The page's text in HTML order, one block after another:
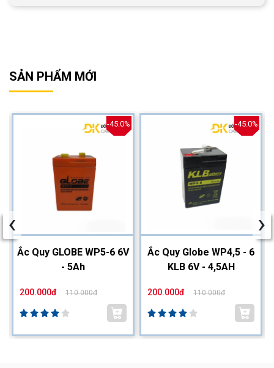
SẢN PHẨM MỚI
-45.0%
Ắc Quy GLOBE WP5-6 6V
- 5Ah
200.000đ 110.000đ
-45.0%
Ắc Quy Globe WP4,5 - 6
KLB 6V - 4,5AH
200.000đ 110.000đ
‹ ›